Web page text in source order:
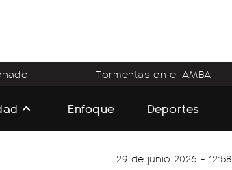
Tormentas en el AMBA
Enfoque Deportes
29 de junio 2026 - 12:58